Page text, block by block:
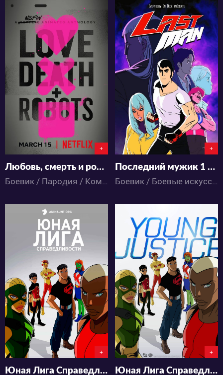
12188
20 18
+
Любовь, смерть и роботы 1 Сезон
Боевик / Пародия / Комедия / Ужасы / Фантастика / Фэнтези / Мультфильмы
4975
2 1
+
Последний мужик 1 Сезон
Боевик / Боевые искусства / Экшен / Приключения / Мультфильмы
4573
1
+
Юная Лига Справедливости 3 Сезон
3414
0 0
+
Юная Лига Справедливости 2 Сезон